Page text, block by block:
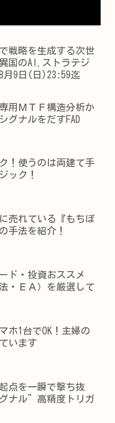
戦略を生成する次世
国のAI.ストラテジ
月9日(日)23:59迄
用ＭＴＦ構造分析か
グナルをだすFAD
！使うのは両建て手
ック！
売れている『もちぽ
手法を紹介！
ド・投資おススメ
・ＥＡ）を厳選して
ホ1台でOK！主婦の
います
点を一瞬で撃ち抜
ナル”高精度トリガ